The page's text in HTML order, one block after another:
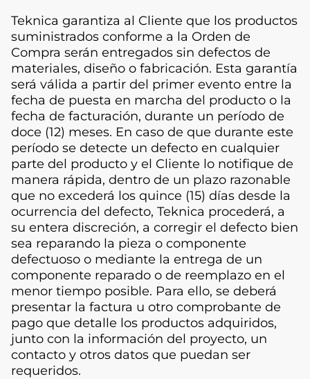
Teknica garantiza al Cliente que los productos
suministrados conforme a la Orden de
Compra serán entregados sin defectos de
materiales, diseño o fabricación. Esta garantía
será válida a partir del primer evento entre la
fecha de puesta en marcha del producto o la
fecha de facturación, durante un período de
doce (12) meses. En caso de que durante este
período se detecte un defecto en cualquier
parte del producto y el Cliente lo notifique de
manera rápida, dentro de un plazo razonable
que no excederá los quince (15) días desde la
ocurrencia del defecto, Teknica procederá, a
su entera discreción, a corregir el defecto bien
sea reparando la pieza o componente
defectuoso o mediante la entrega de un
componente reparado o de reemplazo en el
menor tiempo posible. Para ello, se deberá
presentar la factura u otro comprobante de
pago que detalle los productos adquiridos,
junto con la información del proyecto, un
contacto y otros datos que puedan ser
requeridos.